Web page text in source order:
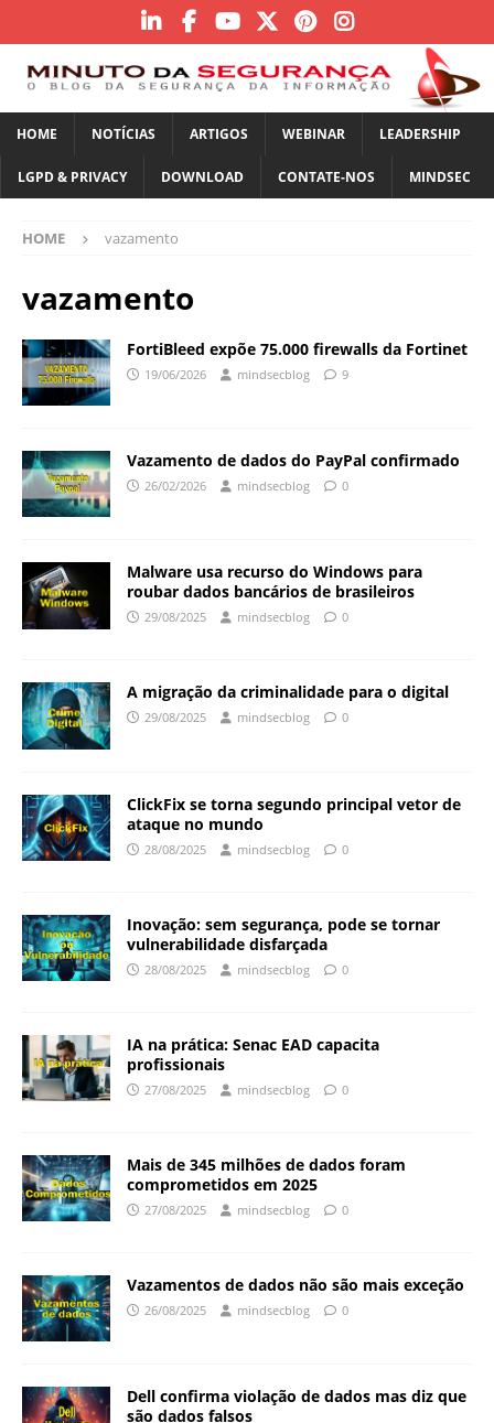
HOME NOTÍCIAS ARTIGOS WEBINAR LEADERSHIP
LGPD & PRIVACY DOWNLOAD CONTATE-NOS MINDSEC
HOME vazamento
vazamento
FortiBleed expõe 75.000 firewalls da Fortinet
19/06/2026 mindsecblog 9
Vazamento de dados do PayPal confirmado
26/02/2026 mindsecblog 0
Malware usa recurso do Windows para
roubar dados bancários de brasileiros
29/08/2025 mindsecblog 0
A migração da criminalidade para o digital
29/08/2025 mindsecblog 0
ClickFix se torna segundo principal vetor de
ataque no mundo
28/08/2025 mindsecblog 0
Inovação: sem segurança, pode se tornar
vulnerabilidade disfarçada
28/08/2025 mindsecblog 0
IA na prática: Senac EAD capacita
profissionais
27/08/2025 mindsecblog 0
Mais de 345 milhões de dados foram
comprometidos em 2025
27/08/2025 mindsecblog 0
Vazamentos de dados não são mais exceção
26/08/2025 mindsecblog 0
Dell confirma violação de dados mas diz que
são dados falsos